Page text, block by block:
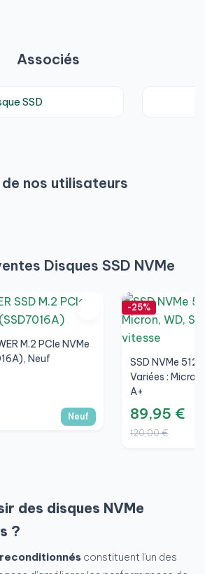
Associés
SSD
nos utilisateurs
Disques SSD NVMe
M.2 PCIe NVMe
Neuf
Neuf
-25%
SSD NVMe 512
Variées :
A+
89,95 €
120,00 €
des disques NVMe
?
constituent l'un des